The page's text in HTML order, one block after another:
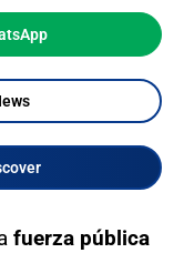
fuerza pública